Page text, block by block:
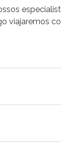
viajaremos